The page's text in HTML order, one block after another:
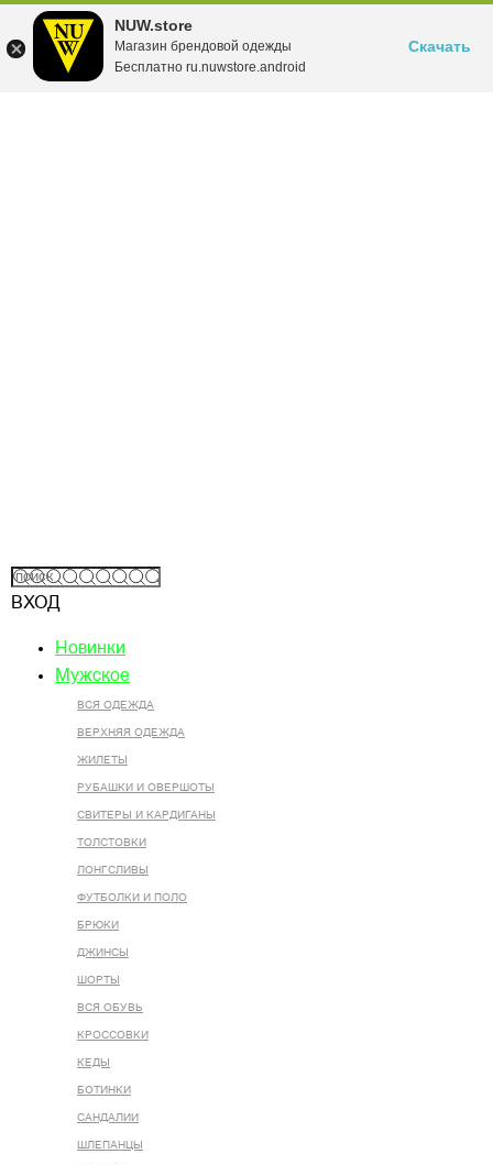
NUW.store
Магазин брендовой одежды
Бесплатно ru.nuwstore.android
Скачать
ВХОД
Новинки
Мужское
ВСЯ ОДЕЖДА
ВЕРХНЯЯ ОДЕЖДА
ЖИЛЕТЫ
РУБАШКИ И ОВЕРШОТЫ
СВИТЕРЫ И КАРДИГАНЫ
ТОЛСТОВКИ
ЛОНГСЛИВЫ
ФУТБОЛКИ И ПОЛО
БРЮКИ
ДЖИНСЫ
ШОРТЫ
ВСЯ ОБУВЬ
КРОССОВКИ
КЕДЫ
БОТИНКИ
САНДАЛИИ
ШЛЕПАНЦЫ